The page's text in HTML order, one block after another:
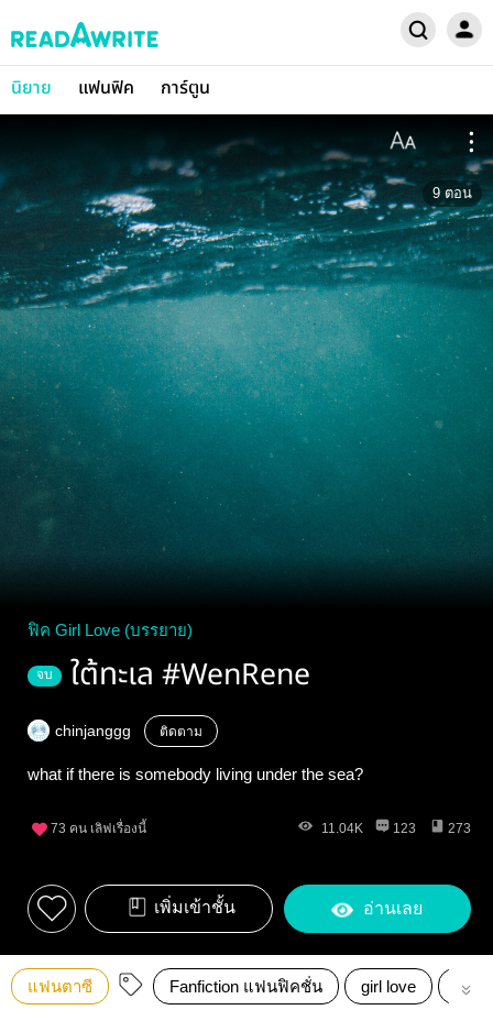
นิยาย แฟนฟิค การ์ตูน
9 ตอน
ฟิค Girl Love (บรรยาย)
จบ ใต้ทะเล #WenRene
chinjanggg ติดตาม
what if there is somebody living under the sea?
73 คน เลิฟเรื่องนี้ 11.04K 123 273
เพิ่มเข้าชั้น อ่านเลย
แฟนตาซี Fanfiction แฟนฟิคชั่น girl love